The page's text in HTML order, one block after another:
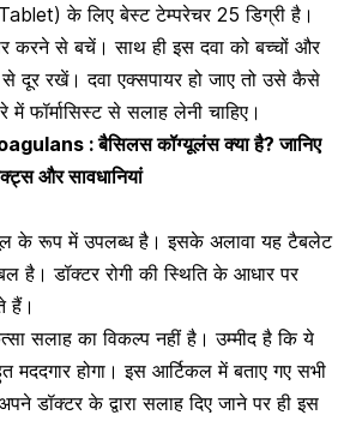
के लिए बेस्ट टेम्परेचर 25 डिग्री है।
करने से बचें। साथ ही इस दवा को बच्चों और
दूर रखें। दवा एक्सपायर हो जाए तो उसे कैसे
में फॉर्मासिस्ट से सलाह लेनी चाहिए।
: बैसिलस कॉग्यूलंस क्या है? जानिए
और सावधानियां
के रूप में उपलब्ध है। इसके अलावा यह टैबलेट
है। डॉक्टर रोगी की स्थिति के आधार पर
हैं।
सलाह का विकल्प नहीं है। उम्मीद है कि ये
होगा। इस आर्टिकल में बताए गए सभी
डॉक्टर के द्वारा सलाह दिए जाने पर ही इस